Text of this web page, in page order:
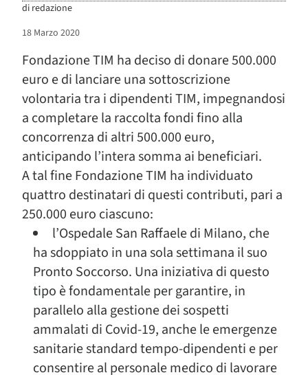
di redazione
18 Marzo 2020
Fondazione TIM ha deciso di donare 500.000
euro e di lanciare una sottoscrizione
volontaria tra i dipendenti TIM, impegnandosi
a completare la raccolta fondi fino alla
concorrenza di altri 500.000 euro,
anticipando l’intera somma ai beneficiari.
A tal fine Fondazione TIM ha individuato
quattro destinatari di questi contributi, pari a
250.000 euro ciascuno:
l’Ospedale San Raffaele di Milano, che
ha sdoppiato in una sola settimana il suo
Pronto Soccorso. Una iniziativa di questo
tipo è fondamentale per garantire, in
parallelo alla gestione dei sospetti
ammalati di Covid-19, anche le emergenze
sanitarie standard tempo-dipendenti e per
consentire al personale medico di lavorare